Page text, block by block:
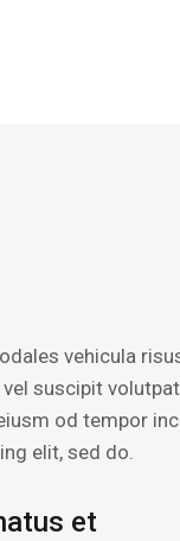
vehicula
suscipit
od tempor
elit, sed do.
et